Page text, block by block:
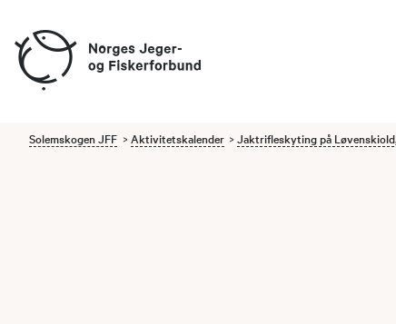
Solemskogen JFF Aktivitetskalender Jaktrifleskyting på